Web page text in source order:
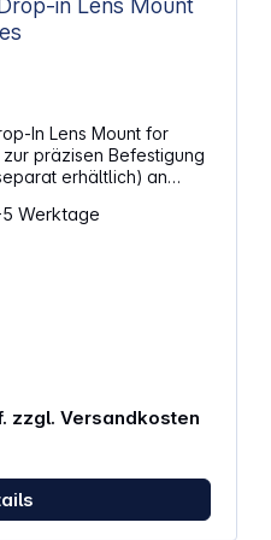
Lens Mount
In Lens Mount for
präzisen Befestigung
erhältlich) an
(separat
Einrastsystem sorgt für
dauerhafte
Das flache Design
der Hülle und
schnell und sicher
ohne dass das Material
Werktage
zzgl. Versandkosten